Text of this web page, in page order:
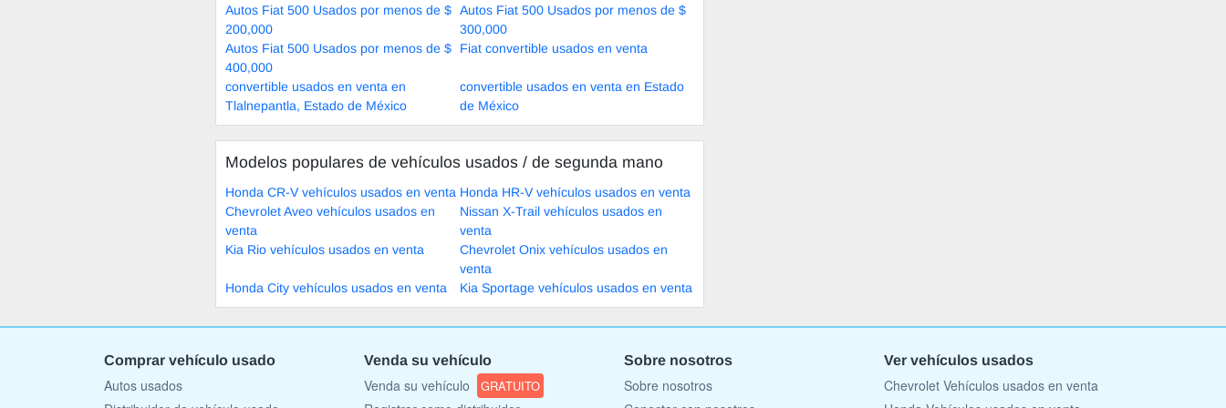
Autos Fiat 500 Usados por menos de $
200,000
Autos Fiat 500 Usados por menos de $
300,000
Autos Fiat 500 Usados por menos de $
400,000
Fiat convertible usados en venta
convertible usados en venta en
Tlalnepantla, Estado de México
convertible usados en venta en Estado
de México
Modelos populares de vehículos usados ​​/ de segunda mano
Honda CR-V vehículos usados en venta Honda HR-V vehículos usados en venta
Chevrolet Aveo vehículos usados en
venta
Nissan X-Trail vehículos usados en
venta
Kia Rio vehículos usados en venta
Chevrolet Onix vehículos usados en
venta
Honda City vehículos usados en venta
Kia Sportage vehículos usados en venta
Comprar vehículo usado
Autos usados
Venda su vehículo
Venda su vehículo GRATUITO
Sobre nosotros
Sobre nosotros
Ver vehículos usados
Chevrolet Vehículos usados en venta